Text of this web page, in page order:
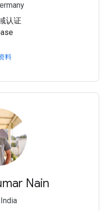
认证
料
Nain